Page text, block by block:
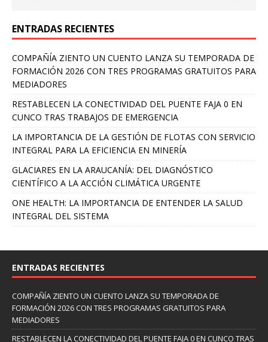
ENTRADAS RECIENTES
COMPAÑÍA ZIENTO UN CUENTO LANZA SU TEMPORADA DE
FORMACIÓN 2026 CON TRES PROGRAMAS GRATUITOS PARA
MEDIADORES
RESTABLECEN LA CONECTIVIDAD DEL PUENTE FAJA 0 EN
CUNCO TRAS TRABAJOS DE EMERGENCIA
LA IMPORTANCIA DE LA GESTIÓN DE FLOTAS CON SERVICIO
INTEGRAL PARA LA EFICIENCIA EN MINERÍA
GLACIARES EN LA ARAUCANÍA: DEL DIAGNÓSTICO
CIENTÍFICO A LA ACCIÓN CLIMÁTICA URGENTE
ONE HEALTH: LA IMPORTANCIA DE ENTENDER LA SALUD
INTEGRAL DEL SISTEMA
ENTRADAS RECIENTES
COMPAÑÍA ZIENTO UN CUENTO LANZA SU TEMPORADA DE
FORMACIÓN 2026 CON TRES PROGRAMAS GRATUITOS PARA
MEDIADORES
RESTABLECEN LA CONECTIVIDAD DEL PUENTE FAJA 0 EN CUNCO TRAS